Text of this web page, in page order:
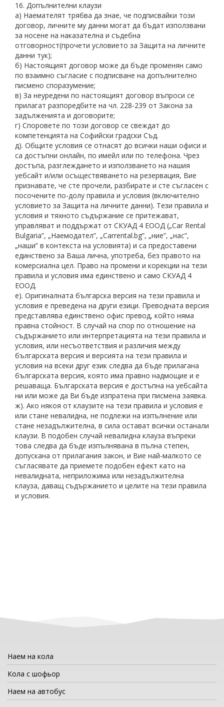
16. Допълнителни клаузи
а) Наемателят трябва да знае, че подписвайки този
договор, личните му данни могат да бъдат използвани
за носене на наказателна и съдебна
отговорност(прочети условието за Защита на личните
данни тук);
б) Настоящият договор може да бъде променян само
по взаимно съгласие с подписване на допълнително
писмено споразумение;
в) За неуредени по настоящият договор въпроси се
прилагат разпоредбите на чл. 228-239 от Закона за
задълженията и договорите;
г) Споровете по този договор се свеждат до
компетенцията на Софийски градски Съд.
д). Общите условия се отнасят до всички наши офиси и
са достъпни онлайн, по имейл или по телефона. Чрез
достъпа, разглеждането и използването на нашия
уебсайт и/или осъществяването на резервация, Вие
признавате, че сте прочели, разбирате и сте съгласен с
посочените по-долу правила и условия (включително
условието за Защита на личните данни). Тези правила и
условия и тяхното съдържание се притежават,
управляват и поддържат от СКУАД 4 ЕООД („Car Rental
Bulgaria”, „Наемодател”, „Carrental.bg”, „ние”, „нас”,
„наши” в контекста на условията) и са предоставени
единствено за Ваша лична, употреба, без правото на
комерсиална цел. Право на промени и корекции на тези
правила и условия има единствено и само СКУАД 4
ЕООД.
е). Оригиналната българска версия на тези правила и
условия е преведена на други езици. Преводната версия
представлява единствено офис превод, който няма
правна стойност. В случай на спор по отношение на
съдържанието или интерпретацията на тези правила и
условия, или несъответствия и различия между
българската версия и версията на тези правила и
условия на всеки друг език следва да бъде прилагана
българската версия, която има правно надмощие и е
решаваща. Българската версия е достъпна на уебсайта
ни или може да Ви бъде изпратена при писмена заявка.
ж). Ако някоя от клаузите на тези правила и условия е
или стане невалидна, не подлежи на изпълнение или
стане незадължителна, в сила остават всички останали
клаузи. В подобен случай невалидна клауза въпреки
това следва да бъде изпълнявана в пълна степен,
допускана от прилагания закон, и Вие най-малкото се
съгласявате да приемете подобен ефект като на
невалидната, неприложима или незадължителна
клауза, даващ съдържанието и целите на тези правила
и условия.
Наем на кола
Кола с шофьор
Наем на автобус